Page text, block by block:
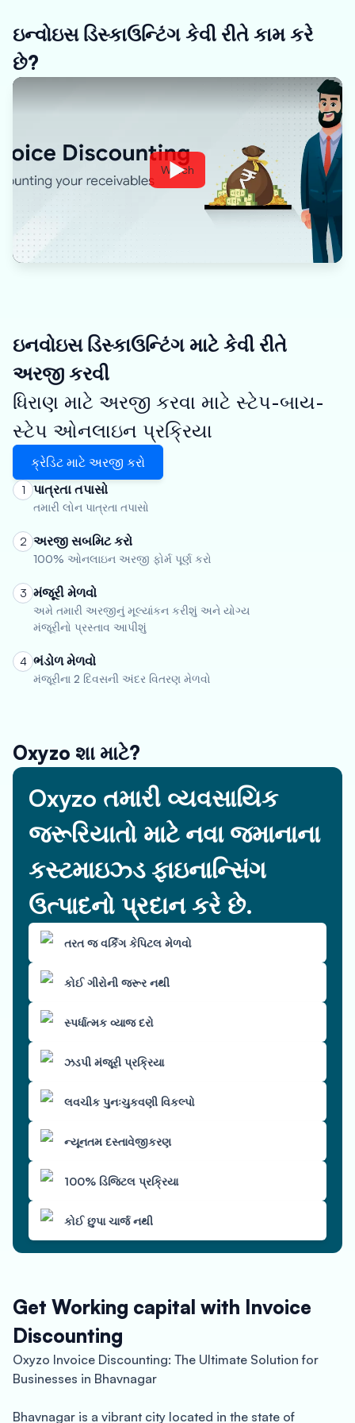
ઇન્વોઇસ ડિસ્કાઉન્ટિંગ કેવી રીતે કામ કરે
છે?
Watch
ઇનવોઇસ ડિસ્કાઉન્ટિંગ માટે કેવી રીતે
અરજી કરવી
ધિરાણ માટે અરજી કરવા માટે સ્ટેપ-બાય-
સ્ટેપ ઓનલાઇન પ્રક્રિયા
ક્રેડિટ માટે અરજી કરો
1 પાત્રતા તપાસો
તમારી લોન પાત્રતા તપાસો
2 અરજી સબમિટ કરો
100% ઓનલાઇન અરજી ફોર્મ પૂર્ણ કરો
3 મંજૂરી મેળવો
અમે તમારી અરજીનું મૂલ્યાંકન કરીશું અને યોગ્ય
મંજૂરીનો પ્રસ્તાવ આપીશું
4 ભંડોળ મેળવો
મંજૂરીના 2 દિવસની અંદર વિતરણ મેળવો
Oxyzo શા માટે?
Oxyzo તમારી વ્યવસાયિક
જરૂરિયાતો માટે નવા જમાનાના
કસ્ટમાઇઝ્ડ ફાઇનાન્સિંગ
ઉત્પાદનો પ્રદાન કરે છે.
તરત જ વર્કિંગ કેપિટલ મેળવો
કોઈ ગીરોની જરૂર નથી
સ્પર્ધાત્મક વ્યાજ દરો
ઝડપી મંજૂરી પ્રક્રિયા
લવચીક પુનઃચુકવણી વિકલ્પો
ન્યૂનતમ દસ્તાવેજીકરણ
100% ડિજિટલ પ્રક્રિયા
કોઈ છુપા ચાર્જ નથી
Get Working capital with Invoice
Discounting
Oxyzo Invoice Discounting: The Ultimate Solution for
Businesses in Bhavnagar
Bhavnagar is a vibrant city located in the state of